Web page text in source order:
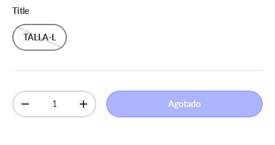
Title
TALLA-L
Cant.
Disminuir cantidadAumentar la cantidad Agotado